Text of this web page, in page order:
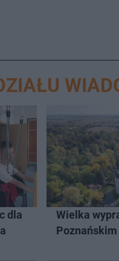
dla
Wielka
Poznańskim